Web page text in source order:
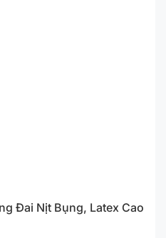
Đai Nịt Bụng, Latex Cao